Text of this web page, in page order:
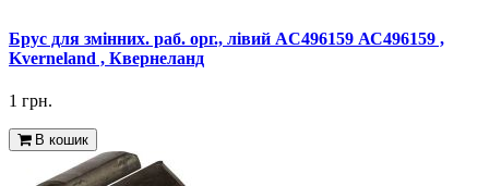
Брус для змінних. раб. орг., лівий AC496159 АС496159 ,
Kverneland , Квернеланд
1 грн.
В кошик